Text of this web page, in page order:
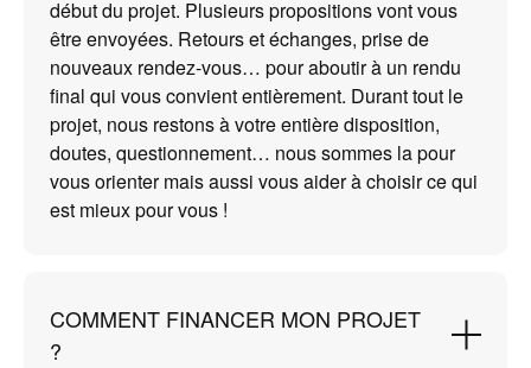
début du projet. Plusieurs propositions vont vous
être envoyées. Retours et échanges, prise de
nouveaux rendez-vous… pour aboutir à un rendu
final qui vous convient entièrement. Durant tout le
projet, nous restons à votre entière disposition,
doutes, questionnement… nous sommes la pour
vous orienter mais aussi vous aider à choisir ce qui
est mieux pour vous !
COMMENT FINANCER MON PROJET
?